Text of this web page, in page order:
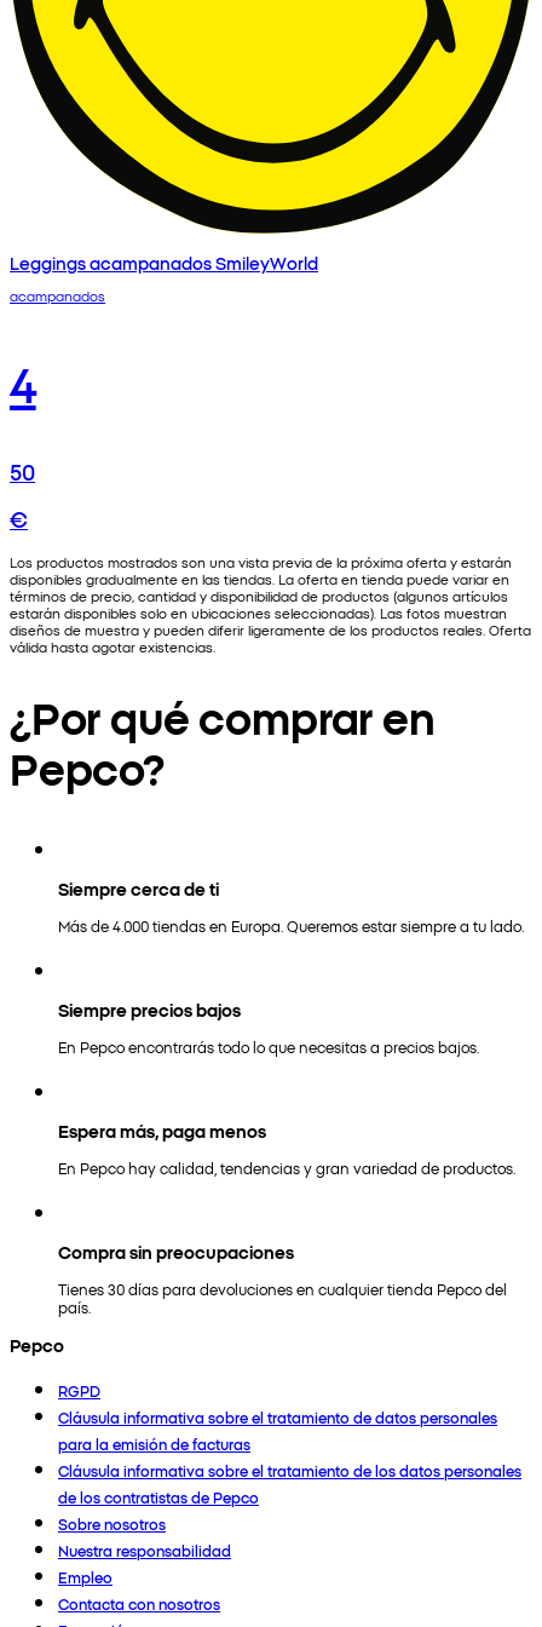
Leggings acampanados SmileyWorld
acampanados
4
50
€
Los productos mostrados son una vista previa de la próxima oferta y estarán
disponibles gradualmente en las tiendas. La oferta en tienda puede variar en
términos de precio, cantidad y disponibilidad de productos (algunos artículos
estarán disponibles solo en ubicaciones seleccionadas). Las fotos muestran
diseños de muestra y pueden diferir ligeramente de los productos reales. Oferta
válida hasta agotar existencias.
¿Por qué comprar en
Pepco?
Siempre cerca de ti
Más de 4.000 tiendas en Europa. Queremos estar siempre a tu lado.
Siempre precios bajos
En Pepco encontrarás todo lo que necesitas a precios bajos.
Espera más, paga menos
En Pepco hay calidad, tendencias y gran variedad de productos.
Compra sin preocupaciones
Tienes 30 días para devoluciones en cualquier tienda Pepco del
país.
Pepco
RGPD
Cláusula informativa sobre el tratamiento de datos personales
para la emisión de facturas
Cláusula informativa sobre el tratamiento de los datos personales
de los contratistas de Pepco
Sobre nosotros
Nuestra responsabilidad
Empleo
Contacta con nosotros